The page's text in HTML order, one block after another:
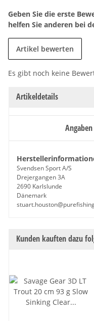
Geben Sie die erste
helfen Sie anderen bei
Artikel bewerten
Es gibt noch keine
Artikeldetails
Svendsen Sport A/S
Drejergangen 3A
2690 Karlslunde
Dänemark
Kunden kauften dazu